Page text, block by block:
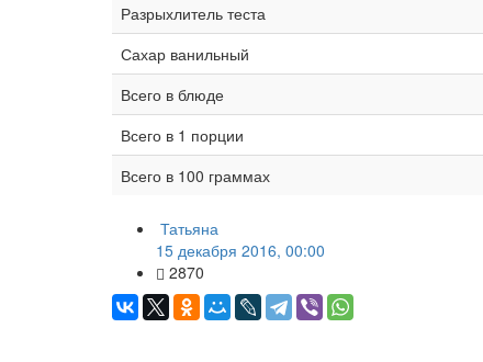
Разрыхлитель теста
Сахар ванильный
Всего в блюде
Всего в 1 порции
Всего в 100 граммах
Татьяна
15 декабря 2016, 00:00
2870